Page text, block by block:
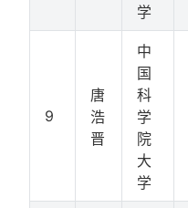
学
9
唐
浩
晋
中
国
科
学
院
大
学